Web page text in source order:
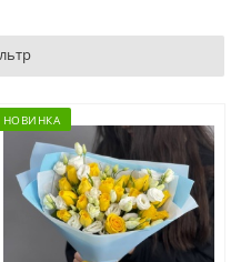
НОВИНКА